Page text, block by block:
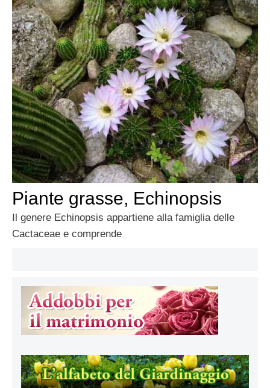
Piante grasse, Echinopsis
Il genere Echinopsis appartiene alla famiglia delle
Cactaceae e comprende